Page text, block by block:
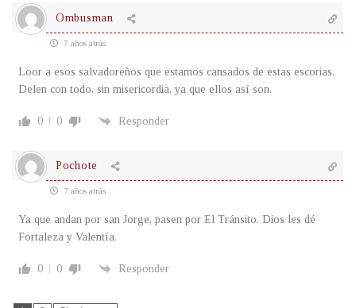
Ombusman
7 años atrás
Loor a esos salvadoreños que estamos cansados de estas escorias.
Delen con todo, sin misericordia, ya que ellos así son.
0 0 Responder
Pochote
7 años atrás
Ya que andan por san Jorge, pasen por El Tránsito. Dios les dé
Fortaleza y Valentía.
0 0 Responder